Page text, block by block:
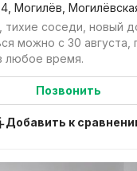
Могилёв,
тихие соседи, новый
можно с 30 августа,
любое время.
Позвонить
Добавить к